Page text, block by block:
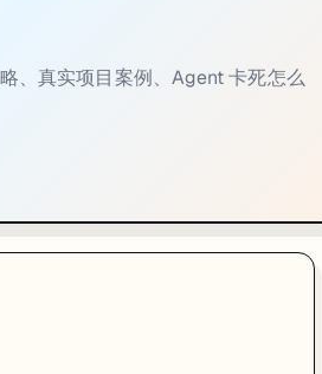
、真实项目案例、Agent 卡死怎么